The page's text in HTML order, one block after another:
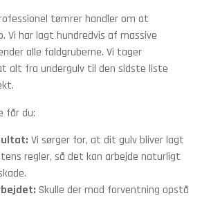
tømrer handler om at
Vi har lagt hundredvis af massive
alle faldgruberne. Vi tager
alt fra undergulv til den sidste liste
får du:
Vi sørger for, at dit gulv bliver lagt
regler, så det kan arbejde naturligt
Skulle der mod forventning opstå